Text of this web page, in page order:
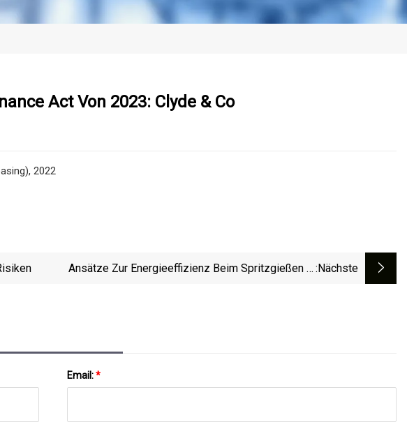
Act Von 2023: Clyde & Co
2022
Ansätze Zur Energieeffizienz Beim Spritzgießen In :nächste
Email:*